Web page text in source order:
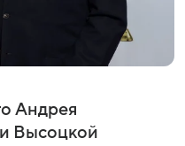
Андрея
Высоцкой